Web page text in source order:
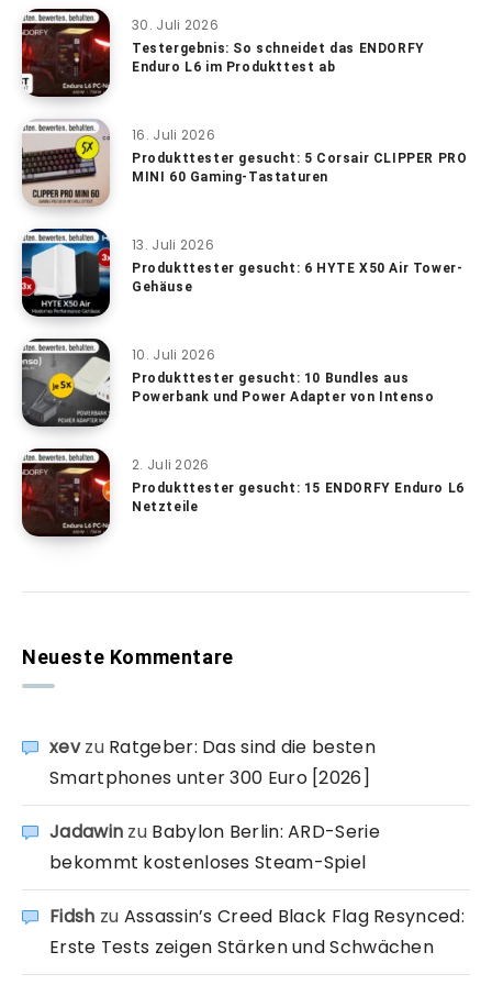
30. Juli 2026
Testergebnis: So schneidet das ENDORFY
Enduro L6 im Produkttest ab
16. Juli 2026
Produkttester gesucht: 5 Corsair CLIPPER PRO
MINI 60 Gaming-Tastaturen
13. Juli 2026
Produkttester gesucht: 6 HYTE X50 Air Tower-
Gehäuse
10. Juli 2026
Produkttester gesucht: 10 Bundles aus
Powerbank und Power Adapter von Intenso
2. Juli 2026
Produkttester gesucht: 15 ENDORFY Enduro L6
Netzteile
Neueste Kommentare
xevzu Ratgeber: Das sind die besten
Smartphones unter 300 Euro [2026]
Jadawin zu Babylon Berlin: ARD-Serie
bekommt kostenloses Steam-Spiel
Fidsh zu Assassin’s Creed Black Flag Resynced:
Erste Tests zeigen Stärken und Schwächen